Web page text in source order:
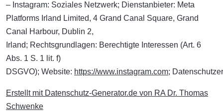
– Instagram: Soziales Netzwerk; Dienstanbieter: Meta
Platforms Irland Limited, 4 Grand Canal Square, Grand
Canal Harbour, Dublin 2,
Irland; Rechtsgrundlagen: Berechtigte Interessen (Art. 6
Abs. 1 S. 1 lit. f)
DSGVO); Website: https://www.instagram.com;
Erstellt mit Datenschutz-Generator.de von RA Dr. Thomas
Schwenke